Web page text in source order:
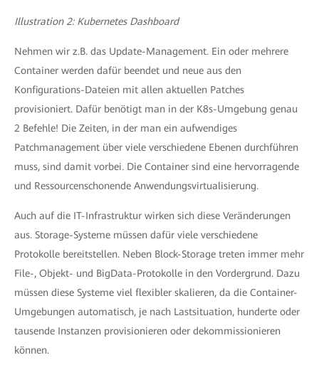
Illustration 2: Kubernetes Dashboard
Nehmen wir z.B. das Update-Management. Ein oder mehrere
Container werden dafür beendet und neue aus den
Konfigurations-Dateien mit allen aktuellen Patches
provisioniert. Dafür benötigt man in der K8s-Umgebung genau
2 Befehle! Die Zeiten, in der man ein aufwendiges
Patchmanagement über viele verschiedene Ebenen durchführen
muss, sind damit vorbei. Die Container sind eine hervorragende
und Ressourcenschonende Anwendungsvirtualisierung.
Auch auf die IT-Infrastruktur wirken sich diese Veränderungen
aus. Storage-Systeme müssen dafür viele verschiedene
Protokolle bereitstellen. Neben Block-Storage treten immer mehr
File-, Objekt- und BigData-Protokolle in den Vordergrund. Dazu
müssen diese Systeme viel flexibler skalieren, da die Container-
Umgebungen automatisch, je nach Lastsituation, hunderte oder
tausende Instanzen provisionieren oder dekommissionieren
können.